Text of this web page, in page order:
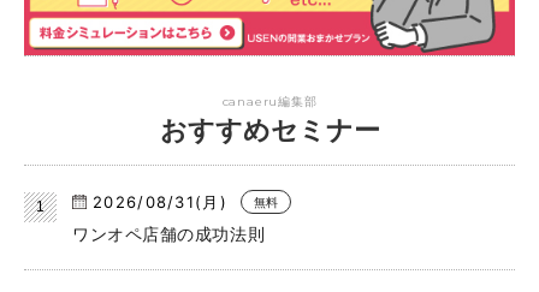
canaeru編集部
おすすめセミナー
2026/08/31(月) 無料
ワンオペ店舗の成功法則